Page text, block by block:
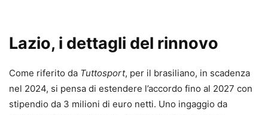
Lazio, i dettagli del rinnovo
Come riferito da Tuttosport, per il brasiliano, in scadenza
nel 2024, si pensa di estendere l’accordo fino al 2027 con
stipendio da 3 milioni di euro netti. Uno ingaggio da